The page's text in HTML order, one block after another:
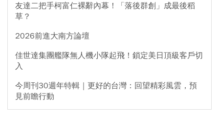
友達二把手柯富仁裸辭內幕！「落後群創」成最後稻
草？
2026前進大南方論壇
佳世達集團艦隊無人機小隊起飛！鎖定美日頂級客戶切
入
今周刊30週年特輯｜更好的台灣：回望精彩風雲，預
見前瞻行動